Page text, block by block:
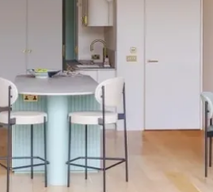
La Semaine Décoration Et Design
Publi Reportage
Signe Astrologique
Loft
House
Maison D'hôtes
On Décode La Déco
Question De Style
Renovation